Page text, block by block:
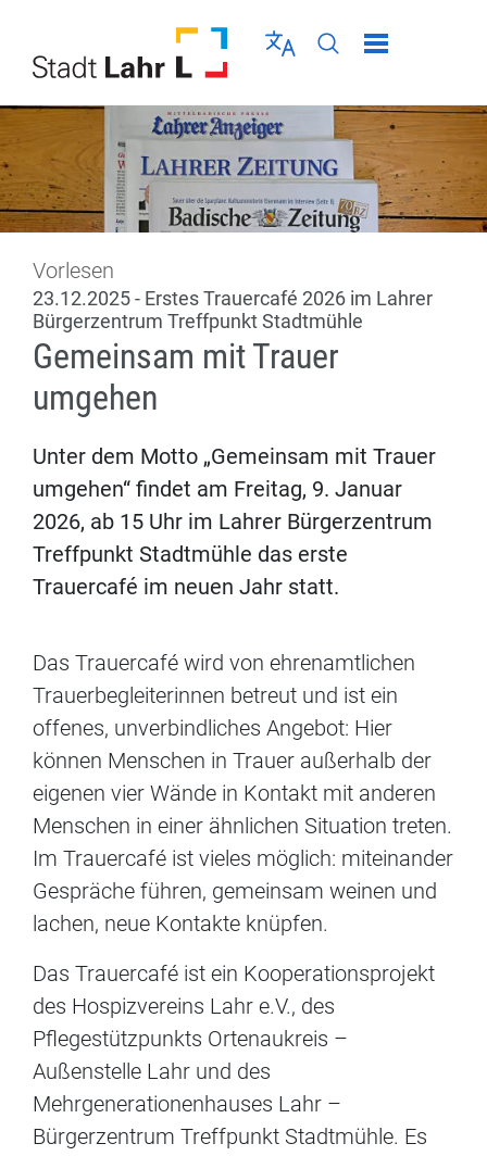
Sprache wählen
Seiten-Suche
Menü schließen
Vorlesen
23.12.2025 - Erstes Trauercafé 2026 im Lahrer
Bürgerzentrum Treffpunkt Stadtmühle
Gemeinsam mit Trauer
umgehen
Unter dem Motto „Gemeinsam mit Trauer
umgehen“ findet am Freitag, 9. Januar
2026, ab 15 Uhr im Lahrer Bürgerzentrum
Treffpunkt Stadtmühle das erste
Trauercafé im neuen Jahr statt.
Das Trauercafé wird von ehrenamtlichen
Trauerbegleiterinnen betreut und ist ein
offenes, unverbindliches Angebot: Hier
können Menschen in Trauer außerhalb der
eigenen vier Wände in Kontakt mit anderen
Menschen in einer ähnlichen Situation treten.
Im Trauercafé ist vieles möglich: miteinander
Gespräche führen, gemeinsam weinen und
lachen, neue Kontakte knüpfen.
Das Trauercafé ist ein Kooperationsprojekt
des Hospizvereins Lahr e.V., des
Pflegestützpunkts Ortenaukreis –
Außenstelle Lahr und des
Mehrgenerationenhauses Lahr –
Bürgerzentrum Treffpunkt Stadtmühle. Es